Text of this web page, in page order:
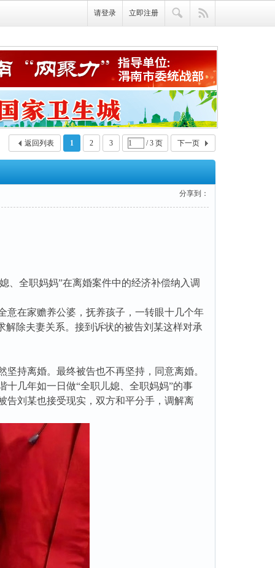
请登录 立即注册
1 2 3 / 3 页 下一页
返回列表
分享到：
、全职妈妈”在离婚案件中的经济补偿纳入调
意在家赡养公婆，抚养孩子，一转眼十几个年
解除夫妻关系。接到诉状的被告刘某这样对承
持离婚。最终被告也不再坚持，同意离婚。
几年如一日做“全职儿媳、全职妈妈”的事
告刘某也接受现实，双方和平分手，调解离